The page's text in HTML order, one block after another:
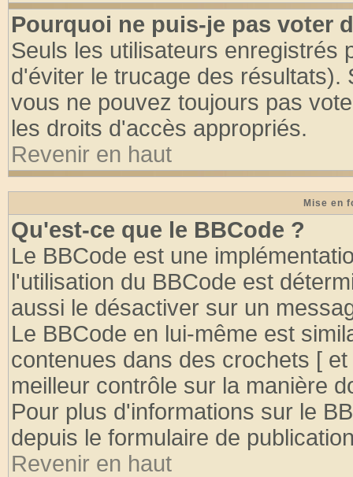
Pourquoi ne puis-je pas voter
Seuls les utilisateurs enregistrés
d'éviter le trucage des
vous ne pouvez toujours pas
les droits d'accès appropriés.
Revenir en haut
Mise en
Qu'est-ce que le BBCode ?
Le BBCode est une
l'utilisation du BBCode est
aussi le désactiver sur un
Le BBCode en lui-même est
contenues dans des crochets [
meilleur contrôle sur la manière
Pour plus d'informations sur le
depuis le formulaire de
Revenir en haut